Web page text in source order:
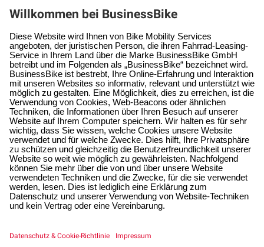
Fachhändler
Service
Hilfe & Kontakt
Hilfe-Center
Allgemein
Karriere
Aktuelles
Impressum